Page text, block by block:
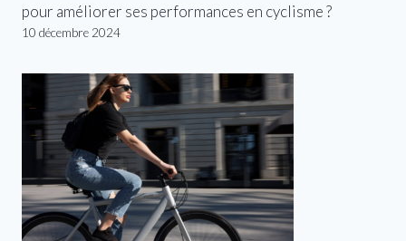
pour améliorer ses performances en cyclisme ?
10 décembre 2024